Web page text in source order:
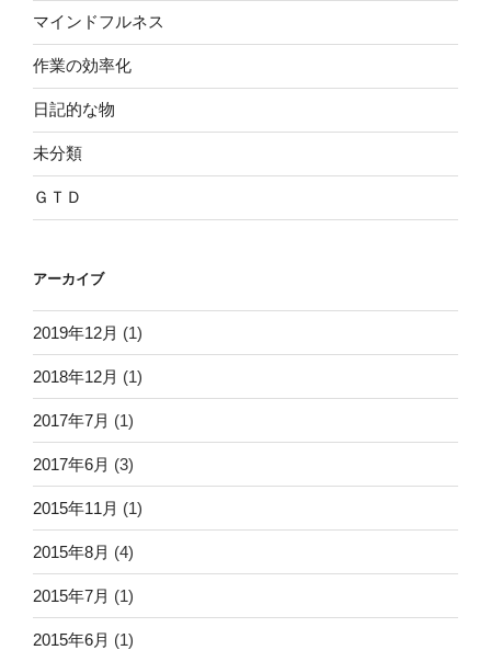
マインドフルネス
作業の効率化
日記的な物
未分類
ＧＴＤ
アーカイブ
2019年12月 (1)
2018年12月 (1)
2017年7月 (1)
2017年6月 (3)
2015年11月 (1)
2015年8月 (4)
2015年7月 (1)
2015年6月 (1)